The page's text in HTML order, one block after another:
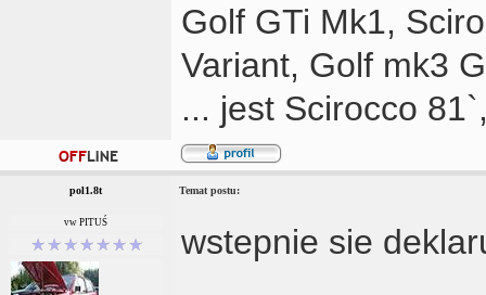
Golf GTi Mk1,
Variant, Golf mk3
... jest Scirocco
pol1.8t Temat postu:
vw PITUŚ wstepnie sie